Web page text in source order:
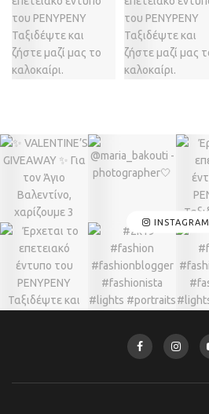
INSTAGRAM